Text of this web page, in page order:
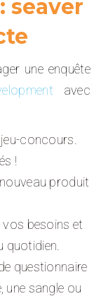
seaver
une enquête
avec
concours.
!
produit
besoins et
questionnaire
une sangle ou